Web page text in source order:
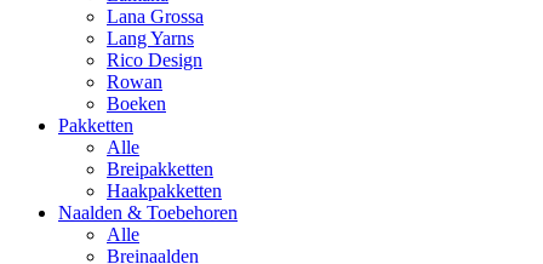
Lana Grossa
Lang Yarns
Rico Design
Rowan
Boeken
Pakketten
Alle
Breipakketten
Haakpakketten
Naalden & Toebehoren
Alle
Breinaalden